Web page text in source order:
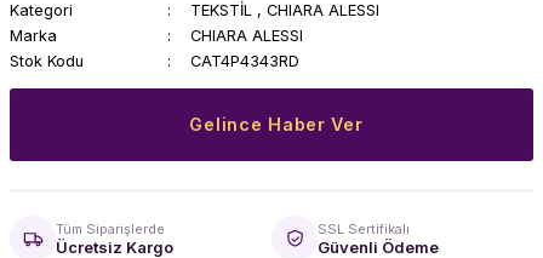
Kategori TEKSTİL , CHIARA ALESSI
Marka
CHIARA ALESSI
Stok Kodu
CAT4P4343RD
Gelince Haber Ver
Tüm Siparişlerde
Ücretsiz Kargo
SSL Sertifikalı
Güvenli Ödeme